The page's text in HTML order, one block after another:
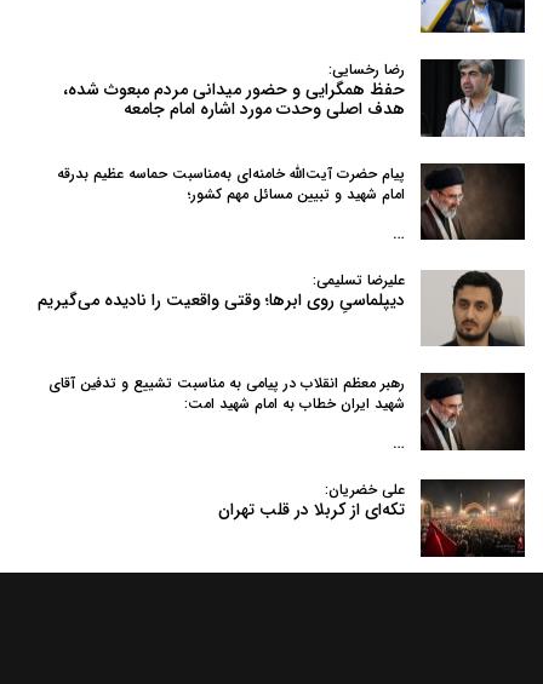
رضا رخسایی:
حفظ همگرایی و حضور میدانی مردم مبعوث شده،
هدف اصلی وحدت مورد اشاره امام جامعه
پیام حضرت آیت‌الله خامنه‌ای به‌مناسبت حماسه عظیم بدرقه
امام شهید و تبیین مسائل مهم کشور؛
…
علیرضا تسلیمی:
دیپلماسیِ روی ابرها؛ وقتی واقعیت را نادیده می‌گیریم
رهبر معظم انقلاب در پیامی به‌ مناسبت تشییع و تدفین آقای
شهید ایران خطاب به امام شهید امت:
…
علی خضریان:
تکه‌ای از کربلا در قلب تهران